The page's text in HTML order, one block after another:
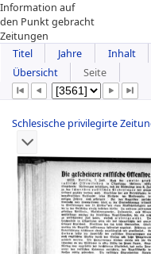
Information auf
den Punkt gebracht
Zeitungen
Titel
Jahre
Inhalt
Übersicht
Seite
Schlesische privilegirte